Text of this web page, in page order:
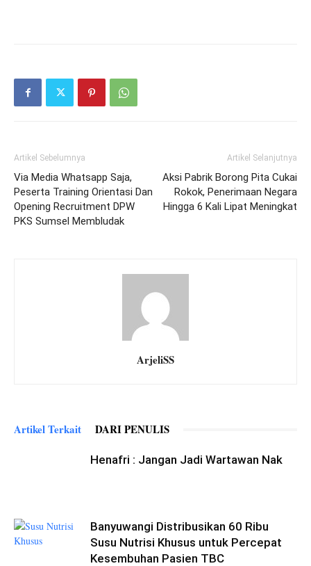
Artikel Sebelumnya
Via Media Whatsapp Saja,
Peserta Training Orientasi Dan
Opening Recruitment DPW
PKS Sumsel Membludak
Artikel Selanjutnya
Aksi Pabrik Borong Pita Cukai
Rokok, Penerimaan Negara
Hingga 6 Kali Lipat Meningkat
ArjeliSS
Artikel Terkait DARI PENULIS
Henafri : Jangan Jadi Wartawan Nak
Banyuwangi Distribusikan 60 Ribu
Susu Nutrisi Khusus untuk Percepat
Kesembuhan Pasien TBC